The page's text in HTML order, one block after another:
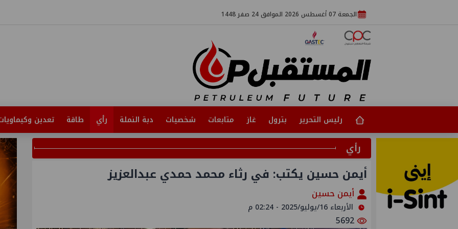
الجمعة 07 أغسطس 2026 الموافق 24 صفر 1448
رئيس التحرير بترول غاز متابعات شخصيات دبة النملة رأي طاقة تعدين
رأي
أيمن حسين يكتب: في رثاء محمد حمدي عبدالعزيز
أيمن حسين
الأربعاء 16/يوليو/2025 - 02:24 م